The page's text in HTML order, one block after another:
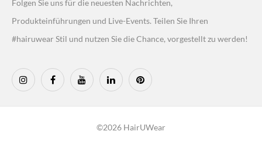
Folgen Sie uns für die neuesten Nachrichten,
Produkteinführungen und Live-Events. Teilen Sie Ihren
#hairuwear Stil und nutzen Sie die Chance, vorgestellt zu werden!
©2026 HairUWear